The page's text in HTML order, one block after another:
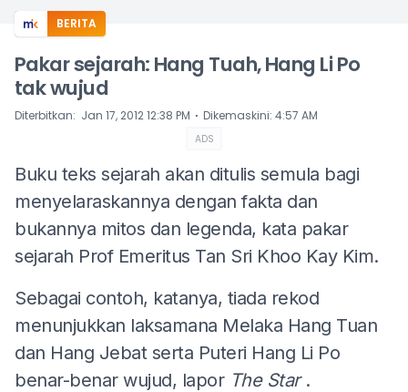
BERITA
Pakar sejarah: Hang Tuah, Hang Li Po
tak wujud
Diterbitkan: Jan 17, 2012 12:38 PM ⋅ Dikemaskini: 4:57 AM
ADS
Buku teks sejarah akan ditulis semula bagi
menyelaraskannya dengan fakta dan
bukannya mitos dan legenda, kata pakar
sejarah Prof Emeritus Tan Sri Khoo Kay Kim.
Sebagai contoh, katanya, tiada rekod
menunjukkan laksamana Melaka Hang Tuan
dan Hang Jebat serta Puteri Hang Li Po
benar-benar wujud, lapor The Star .